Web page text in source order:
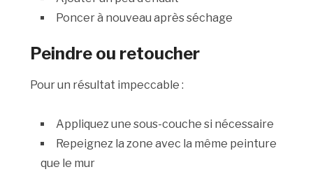
Poncer à nouveau après séchage
Peindre ou retoucher
Pour un résultat impeccable :
Appliquez une sous-couche si nécessaire
Repeignez la zone avec la même peinture
que le mur